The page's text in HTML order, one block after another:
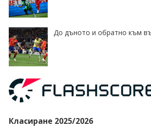
До дъното и обратно към
Класиране 2025/2026